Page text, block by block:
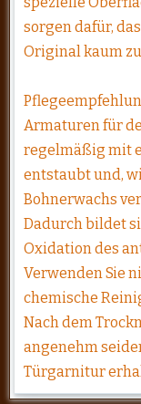
sorgen dafür,
Original kaum
Armaturen für
regelmäßig mit
entstaubt und,
Bohnerwachs
Dadurch bildet
Oxidation des
Verwenden Sie
chemische
Nach dem
angenehm
Türgarnitur